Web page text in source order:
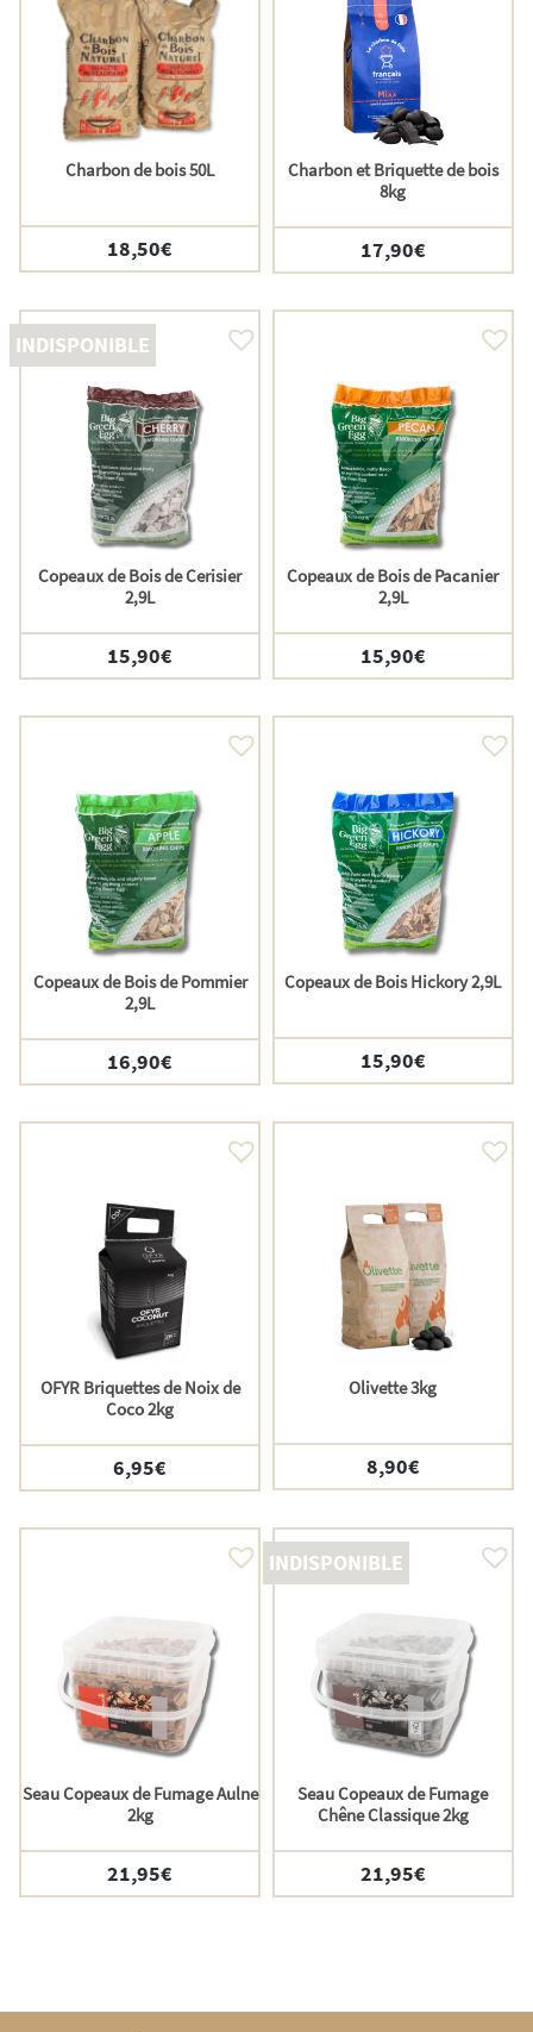
Charbon de bois 50L
18,50€
Charbon et Briquette de bois
8kg
17,90€
INDISPONIBLE
Copeaux de Bois de Cerisier
2,9L
15,90€
Copeaux de Bois de Pacanier
2,9L
15,90€
Copeaux de Bois de Pommier
2,9L
16,90€
Copeaux de Bois Hickory 2,9L
15,90€
OFYR Briquettes de Noix de
Coco 2kg
6,95€
Olivette 3kg
8,90€
Seau Copeaux de Fumage Aulne
2kg
21,95€
INDISPONIBLE
Seau Copeaux de Fumage
Chêne Classique 2kg
21,95€